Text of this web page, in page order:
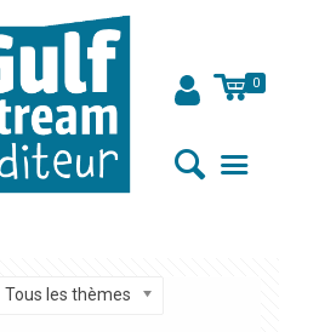
0
Tous les thèmes